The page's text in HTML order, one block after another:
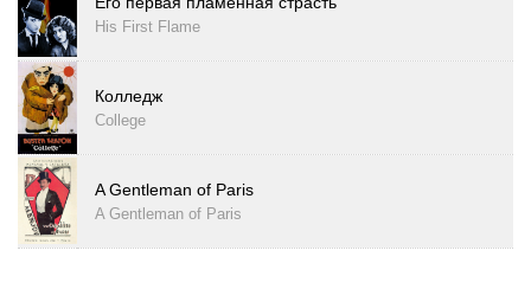
His First Flame
Колледж
College
A Gentleman of Paris
A Gentleman of Paris